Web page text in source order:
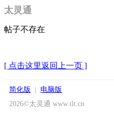
太灵通
帖子不存在
[ 点击这里返回上一页 ]
简化版
电脑版
2026©太灵通 www.tlt.cn